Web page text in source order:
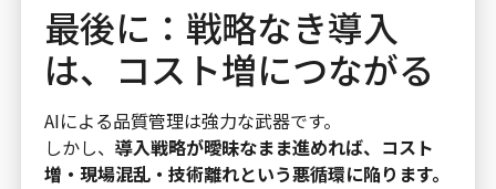
最後に：戦略なき導入
は、コスト増につながる
AIによる品質管理は強力な武器です。
しかし、 導入戦略が曖昧なまま進めれば、コスト
増・現場混乱・技術離れという悪循環に陥ります。